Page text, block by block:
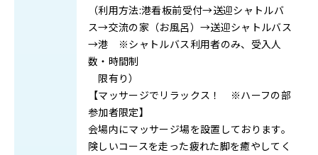
（利用方法:港看板前受付→送迎シャトルバ
ス→交流の家（お風呂）→送迎シャトルバス
→港 ※シャトルバス利用者のみ、受入人
数・時間制
限有り）
【マッサージでリラックス！ ※ハーフの部
参加者限定】
会場内にマッサージ場を設置しております。
険しいコースを走った疲れた脚を癒やしてく